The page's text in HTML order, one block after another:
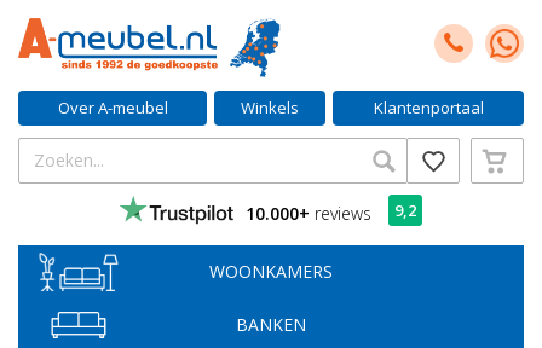
Over A-meubel Winkels Klantenportaal
10.000+ reviews 9,2
WOONKAMERS
BANKEN